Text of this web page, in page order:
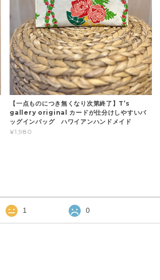
【一点ものにつき無くなり次第終了】T’s
gallery original カードが仕分けしやすいバ
ッグインバッグ ハワイアンハンドメイド
¥1,980
1 0